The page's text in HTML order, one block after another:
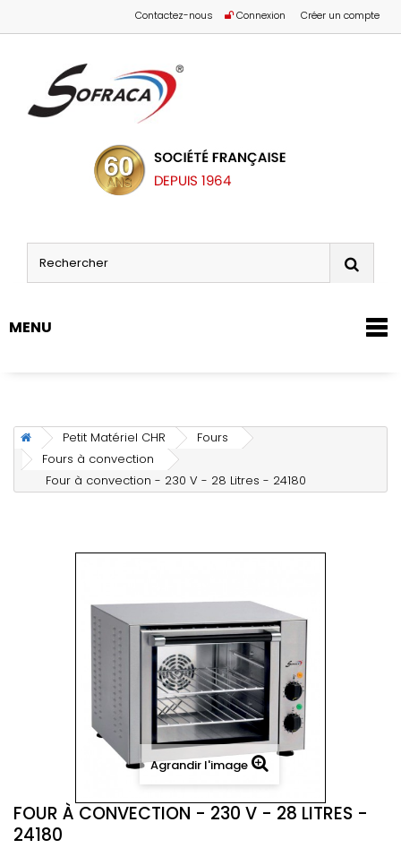
Créer un compte
Connexion
Contactez-nous
MENU
Petit Matériel CHR
Fours
Fours à convection
Four à convection - 230 V - 28 Litres - 24180
Agrandir l'image
FOUR À CONVECTION - 230 V - 28 LITRES -
24180